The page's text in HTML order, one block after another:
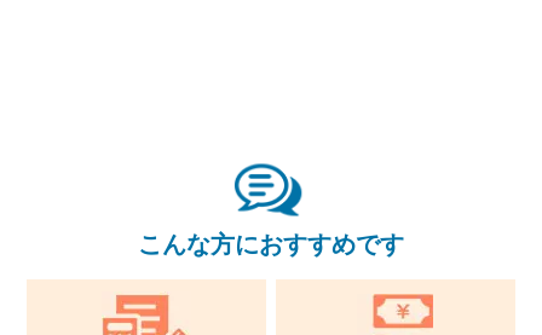
×
無料査定・売却相談
こんな方におすすめです